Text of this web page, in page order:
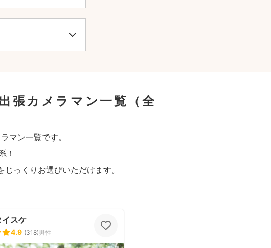
張カメラマン一覧
（全
マン一覧です。
！
っくりお選びいただけます。
イスケ
4.9 (318)男性